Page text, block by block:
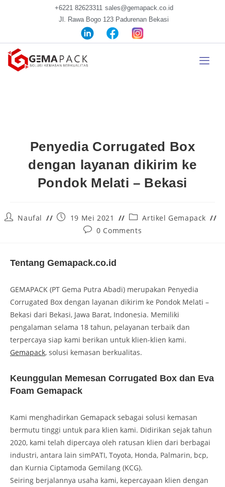
+6221 82623311 sales@gemapack.co.id
Jl. Rawa Bogo 123 Padurenan Bekasi
Penyedia Corrugated Box
dengan layanan dikirim ke
Pondok Melati – Bekasi
Naufal 19 Mei 2021
Artikel Gemapack
0 Comments
Tentang Gemapack.co.id
GEMAPACK (PT Gema Putra Abadi) merupakan Penyedia
Corrugated Box dengan layanan dikirim ke Pondok Melati –
Bekasi dari Bekasi, Jawa Barat, Indonesia. Memiliki
pengalaman selama 18 tahun, pelayanan terbaik dan
terpercaya siap kami berikan untuk klien-klien kami.
Gemapack, solusi kemasan berkualitas.
Keunggulan Memesan Corrugated Box dan Eva
Foam Gemapack
Kami menghadirkan Gemapack sebagai solusi kemasan
bermutu tinggi untuk para klien kami. Didirikan sejak tahun
2020, kami telah dipercaya oleh ratusan klien dari berbagai
industri, antara lain simPATI, Toyota, Honda, Palmarin, bcp,
dan Kurnia Ciptamoda Gemilang (KCG).
Seiring berjalannya usaha kami, kepercayaan klien dengan